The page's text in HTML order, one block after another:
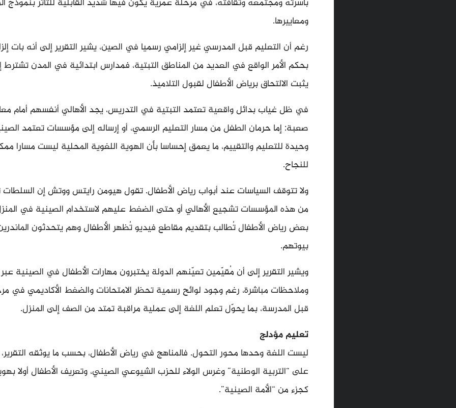
بأسرته ومجتمعه وثقافته، في مرحلة عمرية يكون فيها شديد القابلية للتأثر بنموذج
ومعاييرها.
رغم أن التعليم قبل المدرسي غير إلزامي رسميا في الصين، يشير التقرير إلى أنه بات
بحكم الأمر الواقع في العديد من المناطق التبتية، فمدارس ابتدائية في المدن تشترط
يثبت الالتحاق برياض الأطفال لقبول التلاميذ.
في ظل غياب بدائل واقعية تعتمد التبتية في التدريس، يجد الأهالي أنفسهم أمام
صعبة: إما حرمان الطفل من مسار التعليم الرسمي، أو إرساله إلى مؤسسات تعتمد
وحيدة للتعليم والتقييم، ما يعمق إحساسا بأن الهوية اللغوية المحلية ليست مسارا
للنجاح.
ولا تتوقف السياسات عند أبواب رياض الأطفال. تقول هيومن رايتس ووتش إن
من هذه المؤسسات تشجيع الأهالي أو حتى الضغط عليهم لاستخدام الصينية في
بعض رياض الأطفال تُطالب بتقديم مقاطع فيديو تُظهر الأطفال وهم يتحدثون
بيوتهم.
ويشير التقرير إلى أن مُقيّمين تعيّنهم الدولة يختبرون مهارات الأطفال في الصينية
وملاحظات مباشرة، رغم وجود لوائح رسمية تحظر الامتحانات والضغط الأكاديمي في
قبل المدرسة، بما يحوّل تعلم اللغة إلى عملية مراقبة تمتد من الصف إلى المنزل.
تعليم مؤدلج
ليست اللغة وحدها محور التحول. فالمناهج في رياض الأطفال، بحسب ما يوثقه التقرير،
على “التربية الوطنية” وغرس الولاء للحزب الشيوعي الصيني، وتعريف الأطفال أولا
كجزء من “الأمة الصينية”.